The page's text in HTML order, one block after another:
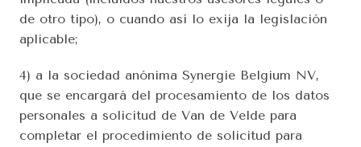
de otro tipo), o cuando así lo exija la legislación
aplicable;
4) a la sociedad anónima Synergie Belgium NV,
que se encargará del procesamiento de los datos
personales a solicitud de Van de Velde para
completar el procedimiento de solicitud para